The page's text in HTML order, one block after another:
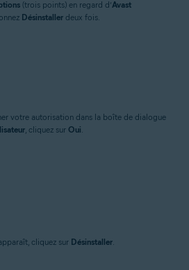
(trois points) en regard d’Avast
Désinstaller deux fois.
votre autorisation dans la boîte de dialogue
, cliquez sur Oui
cliquez sur Désinstaller